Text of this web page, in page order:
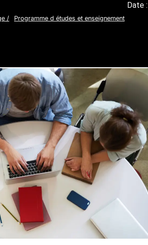
/ Programme d études et enseignement
Date :